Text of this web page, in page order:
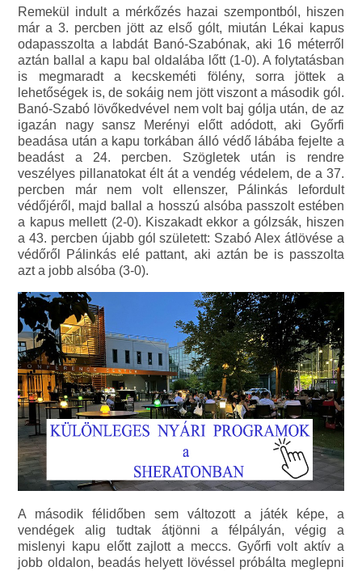
Remekül indult a mérkőzés hazai szempontból, hiszen
már a 3. percben jött az első gólt, miután Lékai kapus
odapasszolta a labdát Banó-Szabónak, aki 16 méterről
aztán ballal a kapu bal oldalába lőtt (1-0). A folytatásban
is megmaradt a kecskeméti fölény, sorra jöttek a
lehetőségek is, de sokáig nem jött viszont a második gól.
Banó-Szabó lövőkedvével nem volt baj gólja után, de az
igazán nagy sansz Merényi előtt adódott, aki Győrfi
beadása után a kapu torkában álló védő lábába fejelte a
beadást a 24. percben. Szögletek után is rendre
veszélyes pillanatokat élt át a vendég védelem, de a 37.
percben már nem volt ellenszer, Pálinkás lefordult
védőjéről, majd ballal a hosszú alsóba passzolt estében
a kapus mellett (2-0). Kiszakadt ekkor a gólzsák, hiszen
a 43. percben újabb gól született: Szabó Alex átlövése a
védőről Pálinkás elé pattant, aki aztán be is passzolta
azt a jobb alsóba (3-0).
A második félidőben sem változott a játék képe, a
vendégek alig tudtak átjönni a félpályán, végig a
mislenyi kapu előtt zajlott a meccs. Győrfi volt aktív a
jobb oldalon, beadás helyett lövéssel próbálta meglepni